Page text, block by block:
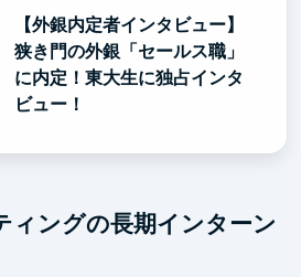
【外銀内定者インタビュー】
狭き門の外銀「セールス職」
に内定！東大生に独占インタ
ビュー！
ィングの長期インターン